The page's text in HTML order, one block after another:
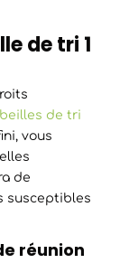
de tri 1
de tri
vous
de
susceptibles
réunion